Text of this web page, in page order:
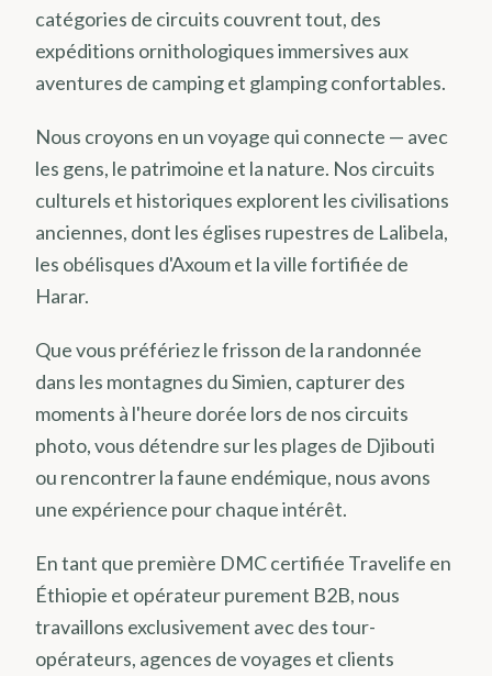
catégories de circuits couvrent tout, des
expéditions ornithologiques immersives aux
aventures de camping et glamping confortables.
Nous croyons en un voyage qui connecte — avec
les gens, le patrimoine et la nature. Nos circuits
culturels et historiques explorent les civilisations
anciennes, dont les églises rupestres de Lalibela,
les obélisques d'Axoum et la ville fortifiée de
Harar.
Que vous préfériez le frisson de la randonnée
dans les montagnes du Simien, capturer des
moments à l'heure dorée lors de nos circuits
photo, vous détendre sur les plages de Djibouti
ou rencontrer la faune endémique, nous avons
une expérience pour chaque intérêt.
En tant que première DMC certifiée Travelife en
Éthiopie et opérateur purement B2B, nous
travaillons exclusivement avec des tour-
opérateurs, agences de voyages et clients